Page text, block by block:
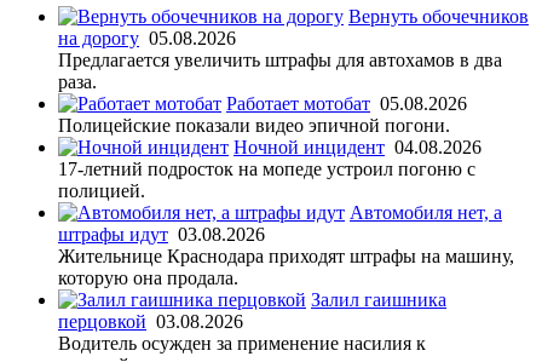
Вернуть обочечников
на дорогу 05.08.2026
Предлагается увеличить штрафы для автохамов в два
раза.
Работает мотобат 05.08.2026
Полицейские показали видео эпичной погони.
Ночной инцидент 04.08.2026
17-летний подросток на мопеде устроил погоню с
полицией.
Автомобиля нет, а
штрафы идут 03.08.2026
Жительнице Краснодара приходят штрафы на машину,
которую она продала.
Залил гаишника
перцовкой 03.08.2026
Водитель осужден за применение насилия к